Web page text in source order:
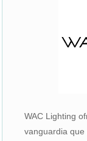
WAC Lighting
vanguardia